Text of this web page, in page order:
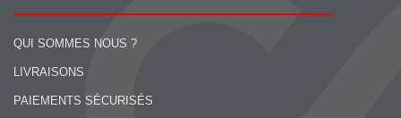
QUI SOMMES NOUS ?
LIVRAISONS
PAIEMENTS SÉCURISÉS